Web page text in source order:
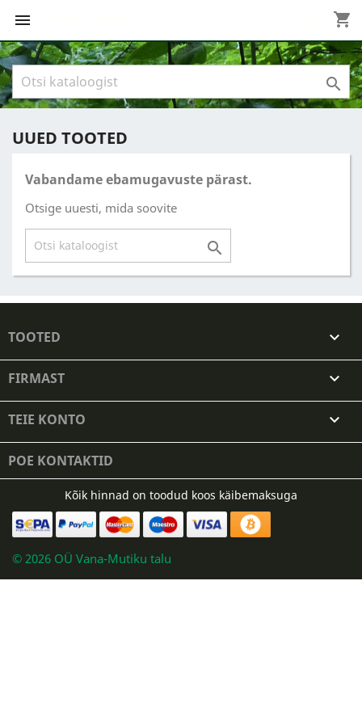
 shopping_cart

UUED TOOTED
Vabandame ebamugavuste pärast.
Otsige uuesti, mida soovite

TOOTED 
FIRMAST 
TEIE KONTO 
POE KONTAKTID
Kõik hinnad on toodud koos käibemaksuga
© 2026 OÜ Vana-Mutiku talu